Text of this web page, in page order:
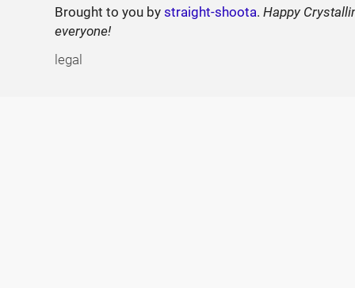
Brought to you bystraight-shoota.Happy
everyone!
legal